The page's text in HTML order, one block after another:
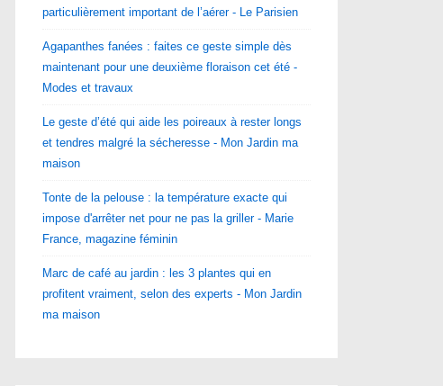
particulièrement important de l’aérer - Le Parisien
Agapanthes fanées : faites ce geste simple dès
maintenant pour une deuxième floraison cet été -
Modes et travaux
Le geste d’été qui aide les poireaux à rester longs
et tendres malgré la sécheresse - Mon Jardin ma
maison
Tonte de la pelouse : la température exacte qui
impose d'arrêter net pour ne pas la griller - Marie
France, magazine féminin
Marc de café au jardin : les 3 plantes qui en
profitent vraiment, selon des experts - Mon Jardin
ma maison